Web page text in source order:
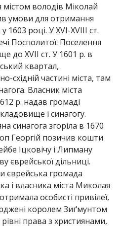
містом володів Міколай
умови для отримання
1603 році. У XVI-XVIII ст.
Посполитої. Поселення
до XVII ст. У 1601 р. в
квартал,
східній частині міста, там
Власник міста
р. надав громаді
і синагогу.
синагога згоріла в 1670
Георгій позичив кошти
Іцковічу і Липману
єврейської дільниці.
єврейська громада
і власника міста Миколая
особисті привілеї,
королем Зиґмунтом
рівні права з християнами,